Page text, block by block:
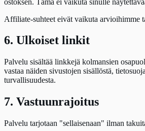
Affiliate-suhteet eivät vaikuta arvioihimme
6. Ulkoiset linkit
Palvelu sisältää linkkejä kolmansien
vastaa näiden sivustojen sisällöstä,
turvallisuudesta.
7. Vastuunrajoitus
Palvelu tarjotaan "sellaisenaan" ilman